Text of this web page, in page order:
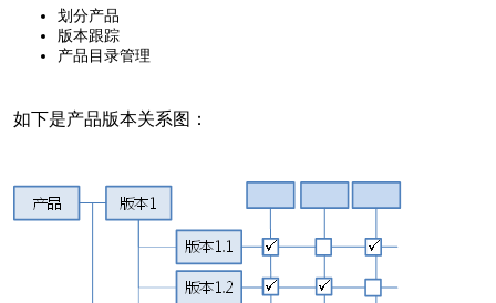
划分产品
版本跟踪
产品目录管理
如下是产品版本关系图：